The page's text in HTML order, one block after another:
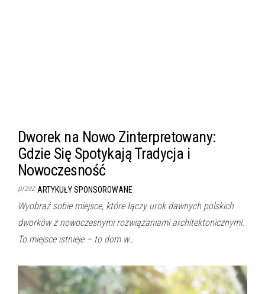
Dworek na Nowo Zinterpretowany:
Gdzie Się Spotykają Tradycja i
Nowoczesność
przez ARTYKUŁY SPONSOROWANE
Wyobraź sobie miejsce, które łączy urok dawnych polskich
dworków z nowoczesnymi rozwiązaniami architektonicznymi.
To miejsce istnieje – to dom w…